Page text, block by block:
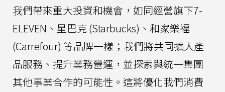
我們帶來重大投資和機會，如同經營旗下7-
ELEVEN、星巴克 (Starbucks)、和家樂福
(Carrefour) 等品牌一樣；我們將共同擴大產
品服務、提升業務營運，並探索與統一集團
其他事業合作的可能性。這將優化我們消費